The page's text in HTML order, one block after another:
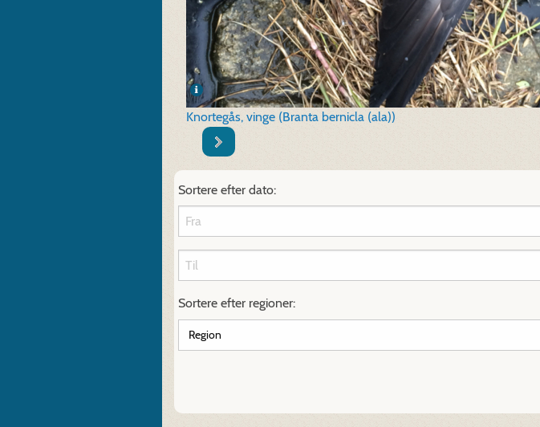
Knortegås, vinge (Branta bernicla (ala))
Sortere efter dato:
Sortere efter regioner: